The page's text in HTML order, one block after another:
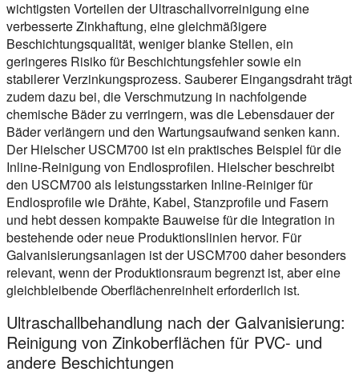
wichtigsten Vorteilen der Ultraschallvorreinigung eine
verbesserte Zinkhaftung, eine gleichmäßigere
Beschichtungsqualität, weniger blanke Stellen, ein
geringeres Risiko für Beschichtungsfehler sowie ein
stabilerer Verzinkungsprozess. Sauberer Eingangsdraht trägt
zudem dazu bei, die Verschmutzung in nachfolgende
chemische Bäder zu verringern, was die Lebensdauer der
Bäder verlängern und den Wartungsaufwand senken kann.
Der Hielscher USCM700 ist ein praktisches Beispiel für die
Inline-Reinigung von Endlosprofilen. Hielscher beschreibt
den USCM700 als leistungsstarken Inline-Reiniger für
Endlosprofile wie Drähte, Kabel, Stanzprofile und Fasern
und hebt dessen kompakte Bauweise für die Integration in
bestehende oder neue Produktionslinien hervor. Für
Galvanisierungsanlagen ist der USCM700 daher besonders
relevant, wenn der Produktionsraum begrenzt ist, aber eine
gleichbleibende Oberflächenreinheit erforderlich ist.
Ultraschallbehandlung nach der Galvanisierung:
Reinigung von Zinkoberflächen für PVC- und
andere Beschichtungen